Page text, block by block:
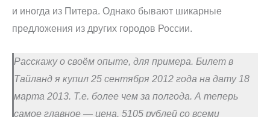
и иногда из Питера. Однако бывают шикарные
предложения из других городов России.
Расскажу о своём опыте, для примера. Билет в
Тайланд я купил 25 сентября 2012 года на дату 18
марта 2013. Т.е. более чем за полгода. А теперь
самое главное — цена. 5105 рублей со всеми